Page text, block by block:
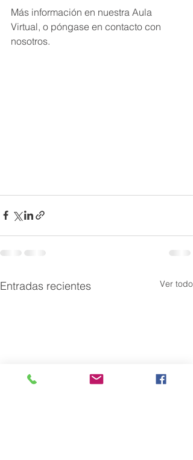
Más información en nuestra Aula
Virtual, o póngase en contacto con
nosotros.
Entradas recientes Ver todo